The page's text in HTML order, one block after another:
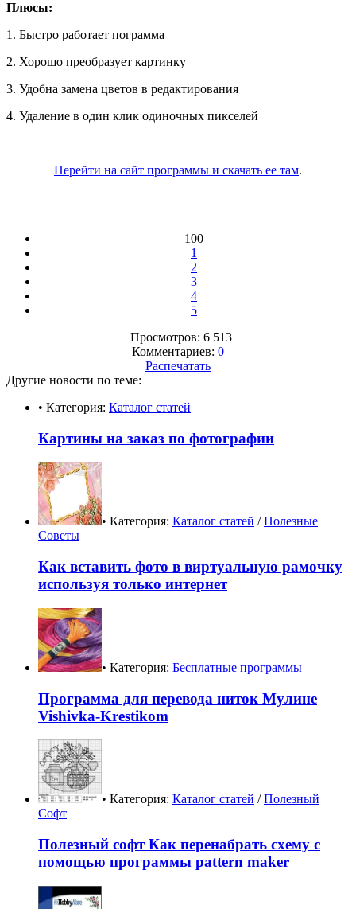
Плюсы:
1. Быстро работает пограмма
2. Хорошо преобразует картинку
3. Удобна замена цветов в редактирования
4. Удаление в один клик одиночных пикселей
Перейти на сайт программы и скачать ее там.
100
1
2
3
4
5
Просмотров: 6 513
Комментариев: 0
Распечатать
Другие новости по теме:
• Категория: Каталог статей
Картины на заказ по фотографии
• Категория: Каталог статей /Полезные
Советы
Как вставить фото в виртуальную рамочку
используя только интернет
• Категория: Бесплатные программы
Программа для перевода ниток Мулине
Vishivka-Krestikom
• Категория: Каталог статей /Полезный
Софт
Полезный софт Как перенабрать схему с
помощью программы pattern maker